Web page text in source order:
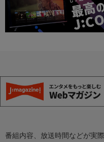
番組内容、放送時間などが実